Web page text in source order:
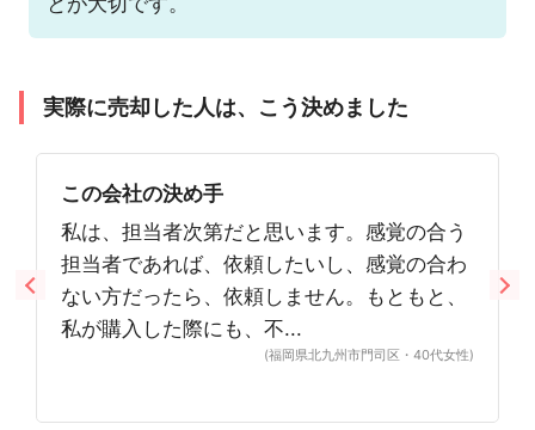
実際に売却した人は、こう決めました
この会社の決め手
私は、担当者次第だと思います。感覚の合う
担当者であれば、依頼したいし、感覚の合わ
ない方だったら、依頼しません。もともと、
私が購入した際にも、不...
(福岡県北九州市門司区・40代女性)